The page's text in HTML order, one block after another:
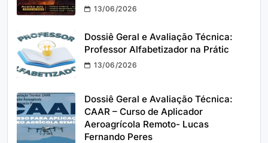
13/06/2026
Dossiê Geral e Avaliação Técnica:
Professor Alfabetizador na Prátic
13/06/2026
Dossiê Geral e Avaliação Técnica:
CAAR – Curso de Aplicador
Aeroagrícola Remoto- Lucas
Fernando Peres